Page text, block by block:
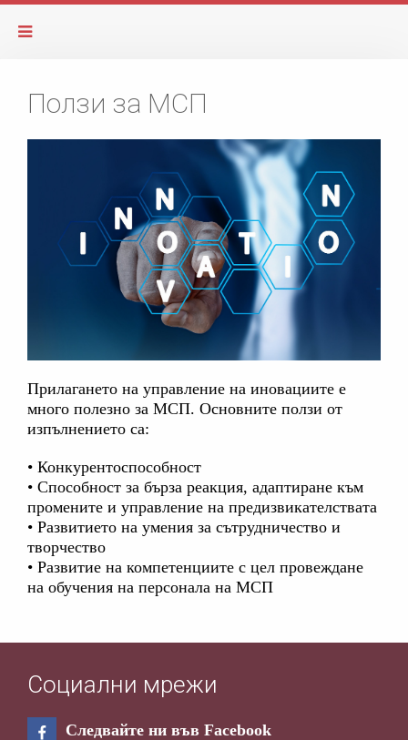
Ползи за МСП
Прилагането на управление на иновациите е
много полезно за МСП. Основните ползи от
изпълнението са:
• Конкурентоспособност
• Способност за бърза реакция, адаптиране към
промените и управление на предизвикателствата
• Развитието на умения за сътрудничество и
творчество
• Развитие на компетенциите с цел провеждане
на обучения на персонала на МСП
Социални мрежи
Следвайте ни във Facebook